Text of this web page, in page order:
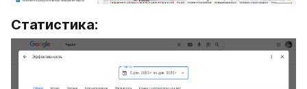
Статистика: